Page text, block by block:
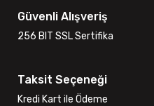
Güvenli Alışveriş
256 BIT SSL Sertifika
Taksit Seçeneği
Kredi Kart ile Ödeme